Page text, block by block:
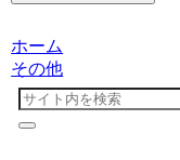
ホーム
その他